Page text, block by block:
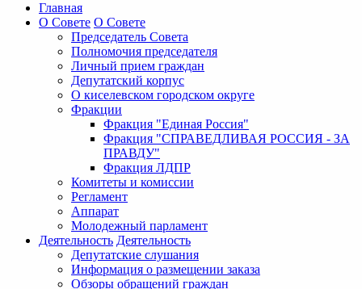
Главная
О Совете О Совете
Председатель Совета
Полномочия председателя
Личный прием граждан
Депутатский корпус
О киселевском городском округе
Фракции
Фракция "Единая Россия"
Фракция "СПРАВЕДЛИВАЯ РОССИЯ - ЗА
ПРАВДУ"
Фракция ЛДПР
Комитеты и комиссии
Регламент
Аппарат
Молодежный парламент
Деятельность Деятельность
Депутатские слушания
Информация о размещении заказа
Обзоры обращений граждан